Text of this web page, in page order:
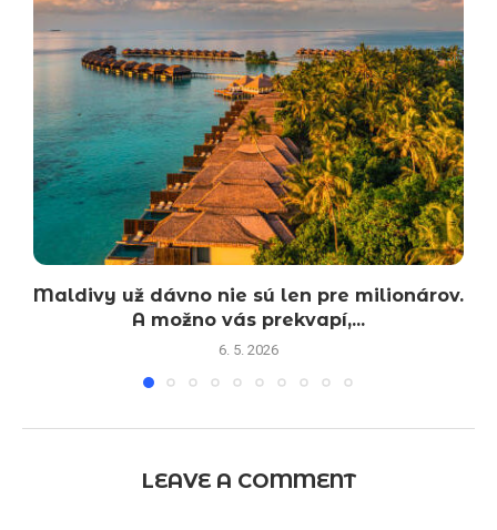
Maldivy už dávno nie sú len pre milionárov.
A možno vás prekvapí,...
6. 5. 2026
LEAVE A COMMENT